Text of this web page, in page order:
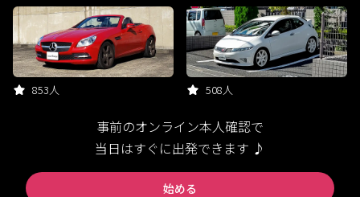
853人 508人
事前のオンライン本人確認で
当日はすぐに出発できます ♪
始める